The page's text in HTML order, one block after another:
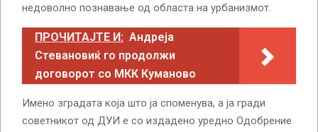
недоволно познавање од областа на урбанизмот.
ПРОЧИТАЈТЕ И: Андреја
Стевановиќ го продолжи
договорот со МКК Куманово
Имено зградата која што ја споменува, а ја гради
советникот од ДУИ е со издадено уредно Одобрение